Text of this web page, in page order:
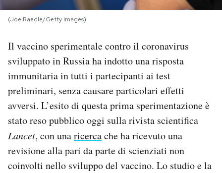
SHOP
AREA PERSONALE
Area Personale
Newsletter
Notifiche mobile
Regala il Post
Hai bisogno di aiuto?
(Joe Raedle/Getty Images)
Il vaccino sperimentale contro il coronavirus
sviluppato in Russia ha indotto una risposta
immunitaria in tutti i partecipanti ai test
preliminari, senza causare particolari effetti
avversi. L’esito di questa prima sperimentazione è
stato reso pubblico oggi sulla rivista scientifica
Lancet, con unaricercache ha ricevuto una
revisione alla pari da parte di scienziati non
coinvolti nello sviluppo del vaccino. Lo studio e la